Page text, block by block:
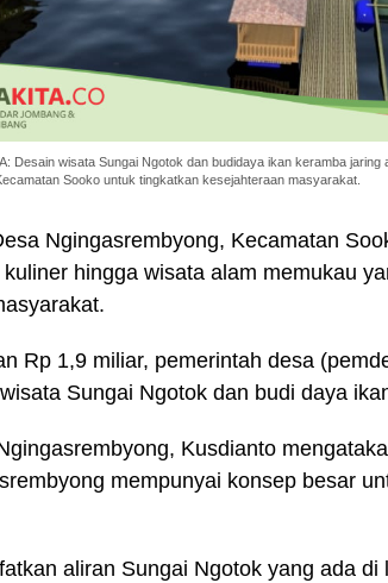
Desain wisata Sungai Ngotok dan budidaya ikan keramba
Sooko untuk tingkatkan kesejahteraan masyarakat.
Ngingasrembyong, Kecamatan
hingga wisata alam memukau
Rp 1,9 miliar, pemerintah desa
Sungai Ngotok dan budi daya
Kusdianto
mempunyai konsep besar
aliran Sungai Ngotok yang ada di